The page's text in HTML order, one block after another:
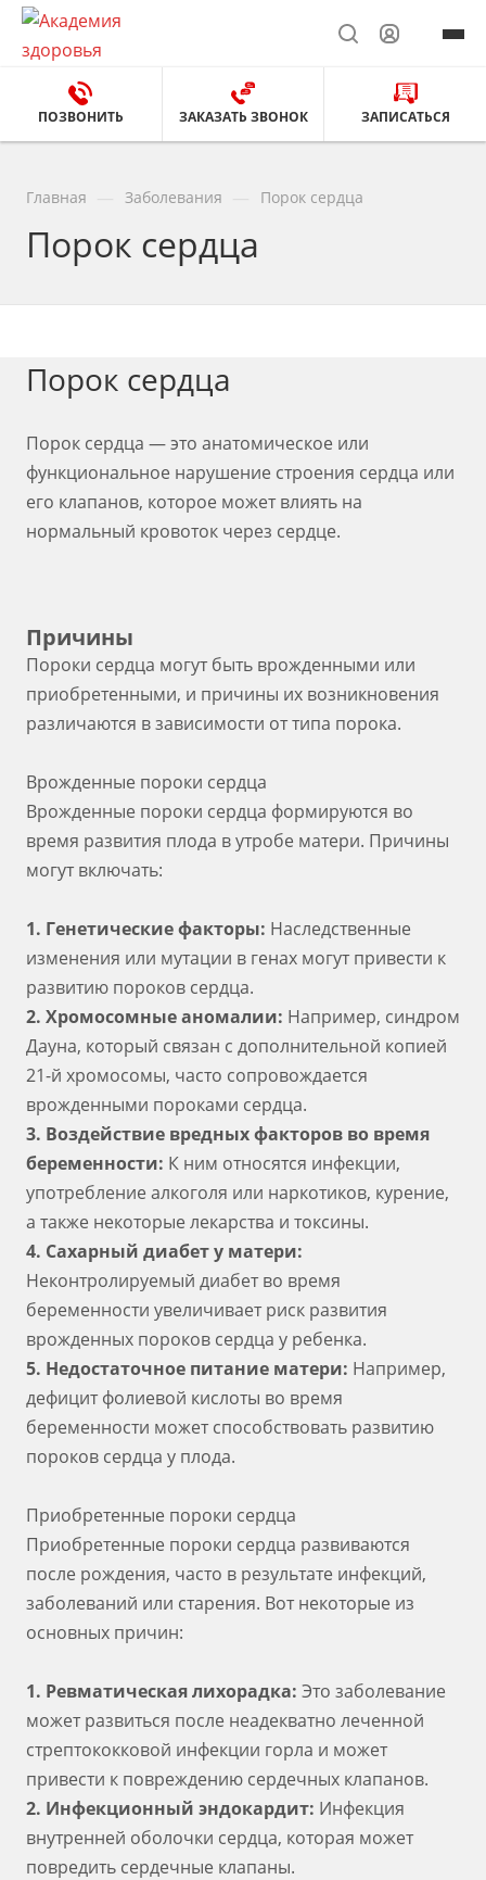
ПОЗВОНИТЬ ЗАКАЗАТЬ ЗВОНОК ЗАПИСАТЬСЯ
Главная Заболевания Порок сердца
Порок сердца
Порок сердца
Порок сердца — это анатомическое или
функциональное нарушение строения сердца или
его клапанов, которое может влиять на
нормальный кровоток через сердце.
Причины
Пороки сердца могут быть врожденными или
приобретенными, и причины их возникновения
различаются в зависимости от типа порока.
Врожденные пороки сердца
Врожденные пороки сердца формируются во
время развития плода в утробе матери. Причины
могут включать:
1. Генетические факторы: Наследственные
изменения или мутации в генах могут привести к
развитию пороков сердца.
2. Хромосомные аномалии: Например, синдром
Дауна, который связан с дополнительной копией
21-й хромосомы, часто сопровождается
врожденными пороками сердца.
3. Воздействие вредных факторов во время
беременности: К ним относятся инфекции,
употребление алкоголя или наркотиков, курение,
а также некоторые лекарства и токсины.
4. Сахарный диабет у матери:
Неконтролируемый диабет во время
беременности увеличивает риск развития
врожденных пороков сердца у ребенка.
5. Недостаточное питание матери: Например,
дефицит фолиевой кислоты во время
беременности может способствовать развитию
пороков сердца у плода.
Приобретенные пороки сердца
Приобретенные пороки сердца развиваются
после рождения, часто в результате инфекций,
заболеваний или старения. Вот некоторые из
основных причин:
1. Ревматическая лихорадка: Это заболевание
может развиться после неадекватно леченной
стрептококковой инфекции горла и может
привести к повреждению сердечных клапанов.
2. Инфекционный эндокардит: Инфекция
внутренней оболочки сердца, которая может
повредить сердечные клапаны.